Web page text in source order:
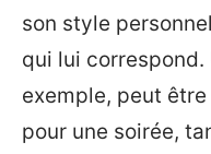
son style
qui lui correspond.
exemple, peut
pour une soirée,